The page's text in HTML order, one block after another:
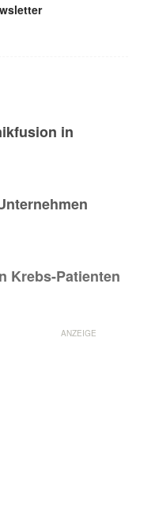
in
Krebs-Patienten
ANZEIGE